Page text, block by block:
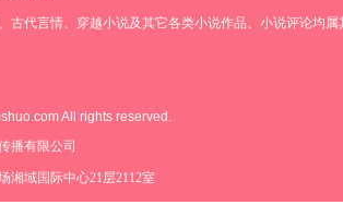
古代言情、穿越小说及其它各类小说作品、小说评论均
All rights reserved.
播有限公司
湘域国际中心21层2112室